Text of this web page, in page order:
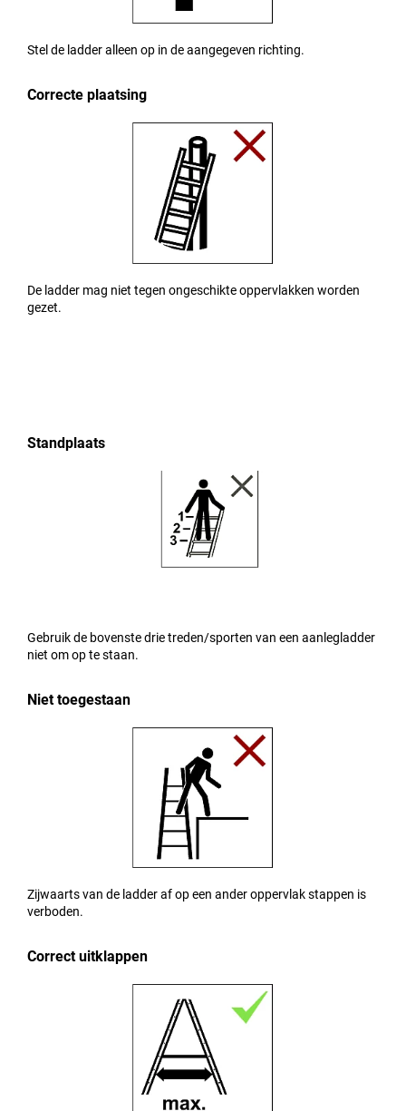
Stel de ladder alleen op in de aangegeven richting.
Correcte plaatsing
De ladder mag niet tegen ongeschikte oppervlakken worden
gezet.
Standplaats
Gebruik de bovenste drie treden/sporten van een aanlegladder
niet om op te staan.
Niet toegestaan
Zijwaarts van de ladder af op een ander oppervlak stappen is
verboden.
Correct uitklappen